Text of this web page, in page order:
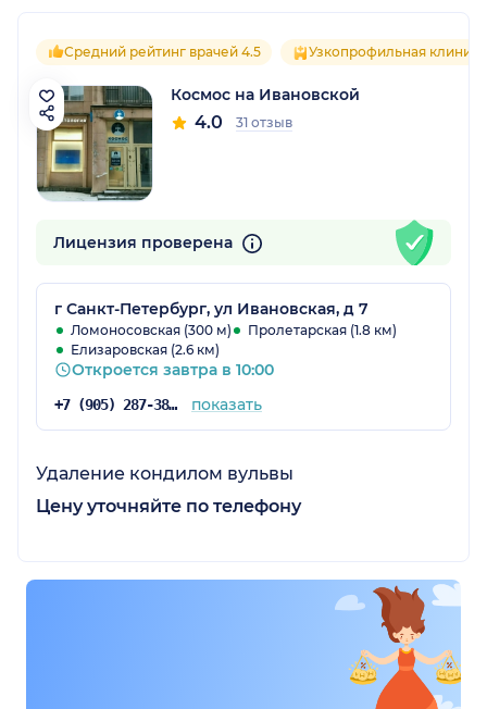
Средний рейтинг врачей 4.5 Узкопрофильная клиника
Космос на Ивановской
4.0 31 отзыв
Лицензия проверена
г Санкт-Петербург, ул Ивановская, д 7
Ломоносовская (300 м)
Пролетарская (1.8 км)
Елизаровская (2.6 км)
Откроется завтра в 10:00
+7 (905) 287-38-48 показать
Удаление кондилом вульвы
Цену уточняйте по телефону